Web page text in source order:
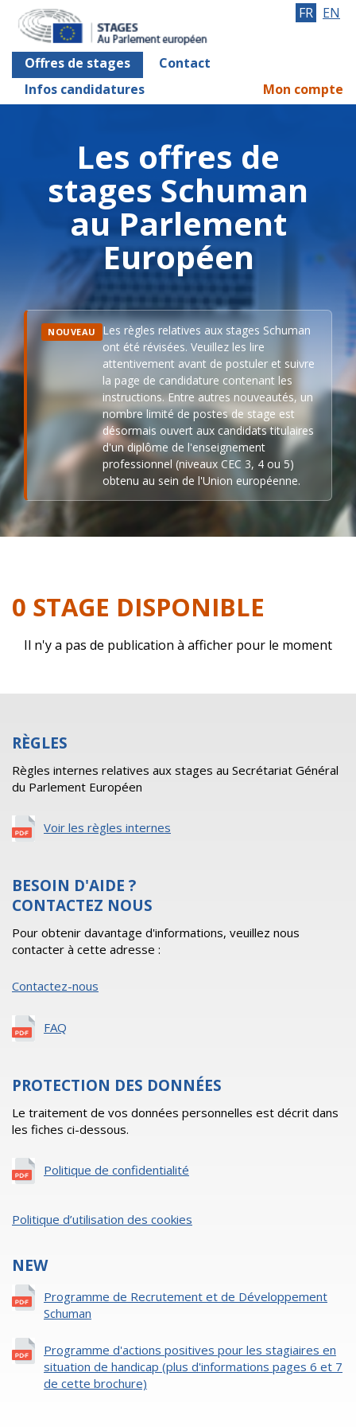
Offres de stages
Contact
Infos candidatures
FR EN
Mon compte
Les offres de
stages Schuman
au Parlement
Européen
NOUVEAU
Les règles relatives aux stages Schuman
ont été révisées. Veuillez les lire
attentivement avant de postuler et suivre
la page de candidature contenant les
instructions. Entre autres nouveautés, un
nombre limité de postes de stage est
désormais ouvert aux candidats titulaires
d'un diplôme de l'enseignement
professionnel (niveaux CEC 3, 4 ou 5)
obtenu au sein de l'Union européenne.
0 STAGE DISPONIBLE
Il n'y a pas de publication à afficher pour le moment
RÈGLES
Règles internes relatives aux stages au Secrétariat Général
du Parlement Européen
Voir les règles internes
BESOIN D'AIDE ?
CONTACTEZ NOUS
Pour obtenir davantage d'informations, veuillez nous
contacter à cette adresse :
Contactez-nous
FAQ
PROTECTION DES DONNÉES
Le traitement de vos données personnelles est décrit dans
les fiches ci-dessous.
Politique de confidentialité
Politique d’utilisation des cookies
NEW
Programme de Recrutement et de Développement
Schuman
Programme d'actions positives pour les stagiaires en
situation de handicap (plus d'informations pages 6 et 7
de cette brochure)